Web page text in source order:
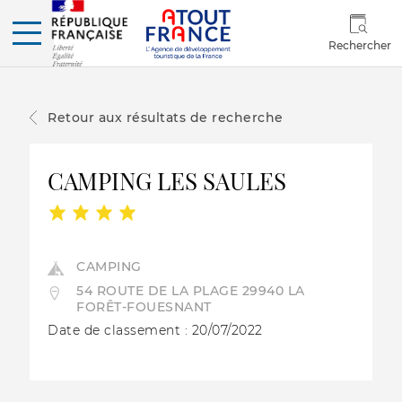
Rechercher
Retour aux résultats de recherche
CAMPING LES SAULES
CAMPING
54 ROUTE DE LA PLAGE 29940 LA
FORÊT-FOUESNANT
Date de classement : 20/07/2022